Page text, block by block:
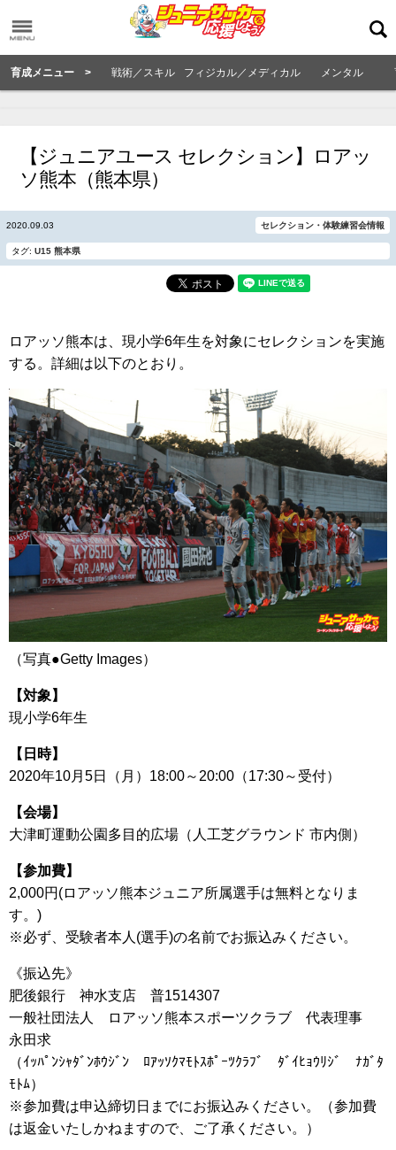
育成メニュー > 戦術／スキル フィジカル／メディカル メンタル
【ジュニアユース セレクション】ロアッ
ソ熊本（熊本県）
2020.09.03 セレクション・体験練習会情報
タグ: U15 熊本県
ロアッソ熊本は、現小学6年生を対象にセレクションを実施
する。詳細は以下のとおり。
（写真●Getty Images）
【対象】
現小学6年生
【日時】
2020年10月5日（月）18:00～20:00（17:30～受付）
【会場】
大津町運動公園多目的広場（人工芝グラウンド 市内側）
【参加費】
2,000円(ロアッソ熊本ジュニア所属選手は無料となりま
す。)
※必ず、受験者本人(選手)の名前でお振込みください。
《振込先》
肥後銀行 神水支店 普1514307
一般社団法人 ロアッソ熊本スポーツクラブ 代表理事
永田求
（ｲｯﾊﾟﾝｼｬﾀﾞﾝﾎｳｼﾞﾝ ﾛｱｯｿｸﾏﾓﾄｽﾎﾟｰﾂｸﾗﾌﾞ ﾀﾞｲﾋｮｳﾘｼﾞ ﾅｶﾞﾀ
ﾓﾄﾑ）
※参加費は申込締切日までにお振込みください。（参加費
は返金いたしかねますので、ご了承ください。）